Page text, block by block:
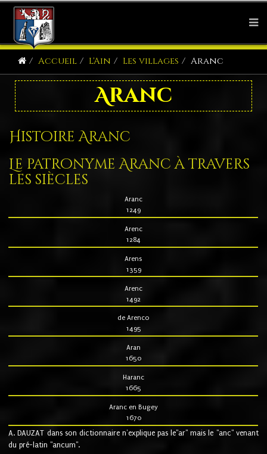
Accueil L'Ain Les villages Aranc
Aranc
Histoire Aranc
Le patronyme Aranc à travers
les siècles
Aranc
1249
Arenc
1284
Arens
1359
Arenc
1492
de Arenco
1495
Aran
1650
Haranc
1665
Aranc en Bugey
1670
A. DAUZAT dans son dictionnaire n'explique pas le"ar" mais le "anc" venant
du pré-latin "ancum".